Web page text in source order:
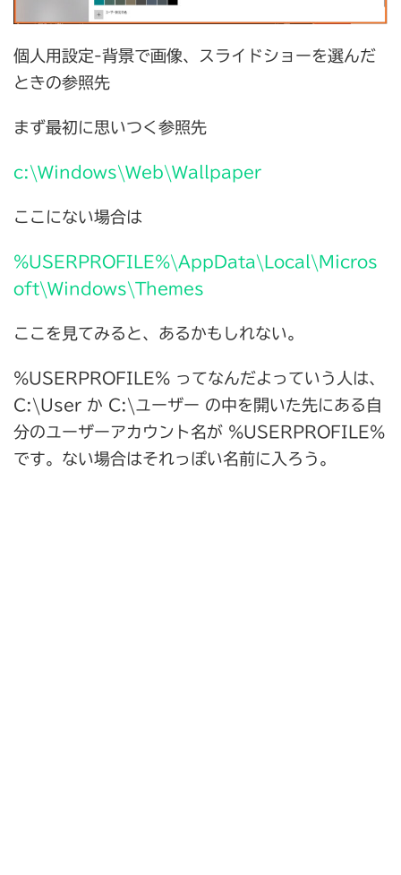
個人用設定-背景で画像、スライドショーを選んだ
ときの参照先
まず最初に思いつく参照先
c:\Windows\Web\Wallpaper
ここにない場合は
%USERPROFILE%\AppData\Local\Micros
oft\Windows\Themes
ここを見てみると、あるかもしれない。
%USERPROFILE% ってなんだよっていう人は、
C:\User か C:\ユーザー の中を開いた先にある自
分のユーザーアカウント名が %USERPROFILE%
です。ない場合はそれっぽい名前に入ろう。